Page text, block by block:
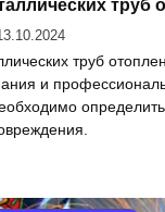
труб
труб
и